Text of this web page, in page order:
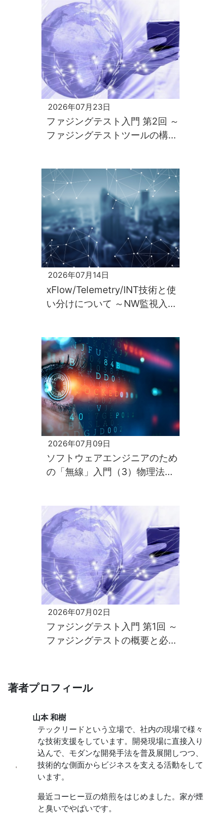
2026年07月23日
ファジングテスト入門 第2回 ～
ファジングテストツールの構築
2026年07月14日
xFlow/Telemetry/INT技術と使
い分けについて ～NW監視入門
2026年07月09日
ソフトウェアエンジニアのため
の「無線」入門（3）物理法則
2026年07月02日
ファジングテスト入門 第1回 ～
ファジングテストの概要と必要
著者プロフィール
山本 和樹
テックリードという立場で、社内の現場で様々
な技術支援をしています。開発現場に直接入り
込んで、モダンな開発手法を普及展開しつつ、
技術的な側面からビジネスを支える活動をして
います。
最近コーヒー豆の焙煎をはじめました。家が煙
と臭いでやばいです。